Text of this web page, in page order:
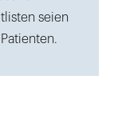
seien